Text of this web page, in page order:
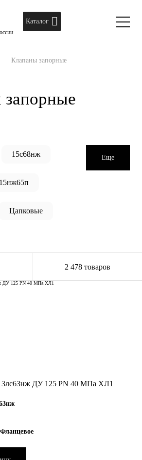
Каталог
Клапаны запорные
15с68нж
15нж65п
Цапковые
DN 6
Муфтовые
Еще
2 478 товаров
ДУ 125 РN 40 МПа ХЛ1
Фланцевое